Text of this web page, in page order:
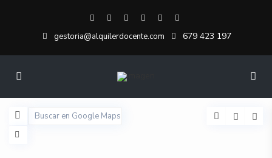
gestoria@alquilerdocente.com 679 423 197